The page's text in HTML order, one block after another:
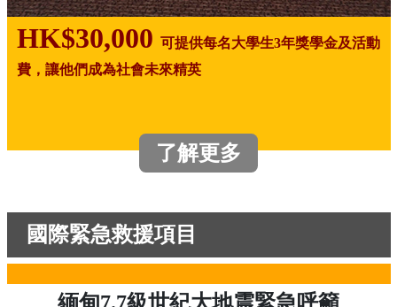
HK$30,000 可提供每名大學生3年獎學金及活動
費，讓他們成為社會未來精英
了解更多
國際緊急救援項目